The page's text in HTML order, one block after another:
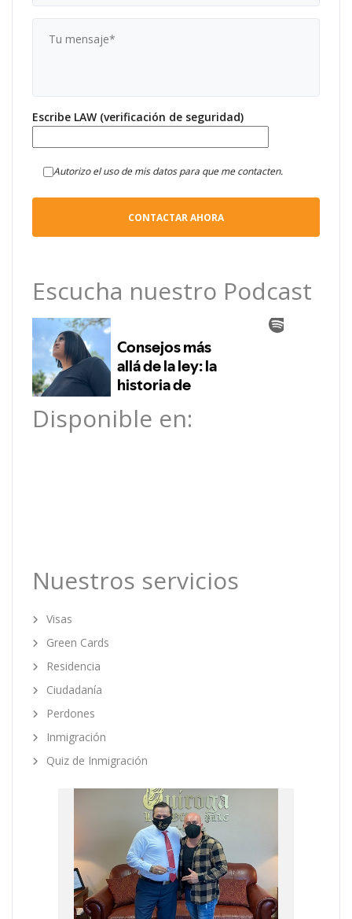
Escribe LAW (verificación de seguridad)
Autorizo el uso de mis datos para que me contacten.
Escucha nuestro Podcast
Disponible en:
Nuestros servicios
Visas
Green Cards
Residencia
Ciudadanía
Perdones
Inmigración
Quiz de Inmigración